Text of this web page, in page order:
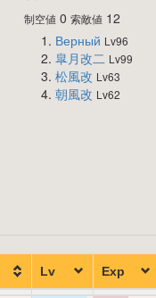
制空値0 索敵値12
Верный Lv96
皐月改二 Lv99
松風改 Lv63
朝風改 Lv62
Lv Exp